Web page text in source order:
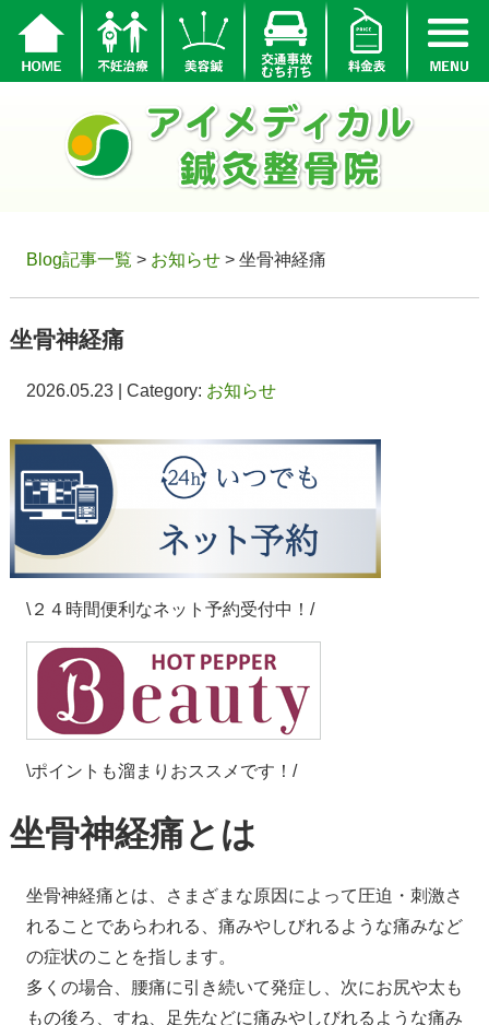
Blog記事一覧 > お知らせ> 坐骨神経痛
坐骨神経痛
2026.05.23 | Category: お知らせ
\２４時間便利なネット予約受付中！/
\ポイントも溜まりおススメです！/
坐骨神経痛とは
坐骨神経痛とは、さまざまな原因によって圧迫・刺激さ
れることであらわれる、痛みやしびれるような痛みなど
の症状のことを指します。
多くの場合、腰痛に引き続いて発症し、次にお尻や太も
もの後ろ、すね、足先などに痛みやしびれるような痛み